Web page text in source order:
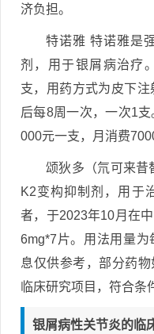
济负担。
特诺雅 特诺雅是
剂，用于银屑病治疗
支，用药方式为皮下
后每8周一次，一次1
000元一支，月消费
颂狄多（氘可来昔
K2变构抑制剂，用于
者，于2023年10月在
6mg*7片。用法用量
息仅供参考，部分药
临床研究项目，符合条
银屑病性关节炎的